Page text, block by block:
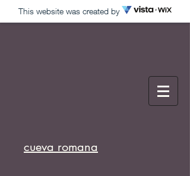
This website was created by
cueva romana